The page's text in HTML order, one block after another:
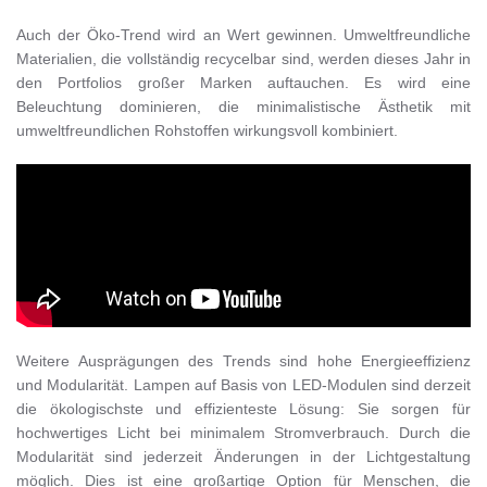
Auch der Öko-Trend wird an Wert gewinnen. Umweltfreundliche
Materialien, die vollständig recycelbar sind, werden dieses Jahr in
den Portfolios großer Marken auftauchen. Es wird eine
Beleuchtung dominieren, die minimalistische Ästhetik mit
umweltfreundlichen Rohstoffen wirkungsvoll kombiniert.
Weitere Ausprägungen des Trends sind hohe Energieeffizienz
und Modularität. Lampen auf Basis von LED-Modulen sind derzeit
die ökologischste und effizienteste Lösung: Sie sorgen für
hochwertiges Licht bei minimalem Stromverbrauch. Durch die
Modularität sind jederzeit Änderungen in der Lichtgestaltung
möglich. Dies ist eine großartige Option für Menschen, die